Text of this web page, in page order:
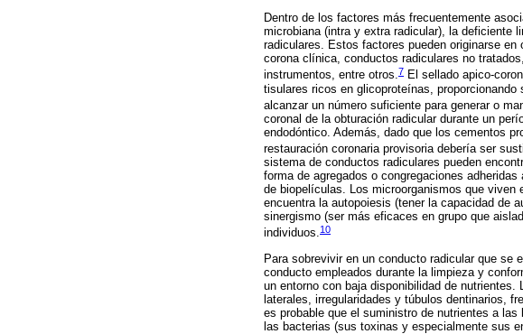
Dentro de los factores más frecuentemente
microbiana (intra y extra radicular), la deficiente
radiculares. Estos factores pueden originarse
corona clínica, conductos radiculares no
instrumentos, entre otros.7 El sellado apico-
tisulares ricos en glicoproteínas,
alcanzar un número suficiente para generar o
coronal de la obturación radicular durante un
endodóntico. Además, dado que los cementos
restauración coronaria provisoria debería ser
sistema de conductos radiculares pueden
forma de agregados o congregaciones
de biopelículas. Los microorganismos que
encuentra la autopoiesis (tener la capacidad de
sinergismo (ser más eficaces en grupo que
individuos.10
Para sobrevivir en un conducto radicular que
conducto empleados durante la limpieza y
un entorno con baja disponibilidad de
laterales, irregularidades y túbulos dentinarios,
es probable que el suministro de nutrientes a
las bacterias (sus toxinas y especialmente sus